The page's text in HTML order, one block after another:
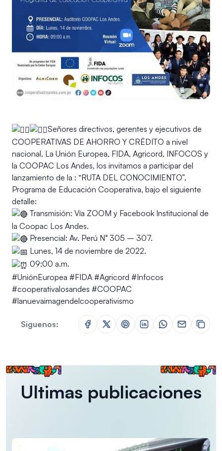
Señores directivos, gerentes y ejecutivos de
COOPERATIVAS DE AHORRO Y CRÉDITO a nivel
nacional, La Unión Europea, FIDA, Agricord, INFOCOS y
la COOPAC Los Andes, los invitamos a participar del
lanzamiento de la : “RUTA DEL CONOCIMIENTO”,
Programa de Educación Cooperativa, bajo el siguiente
detalle:
Transmisión: Vía ZOOM y Facebook Institucional de
la Coopac Los Andes.
Presencial: Av. Perú N° 305 – 307.
Lunes, 14 de noviembre de 2022.
09:00 a.m.
#UniónEuropea #FIDA #Agricord #Infocos
#cooperativalosandes #COOPAC
#lanuevaimagendelcooperativismo
Siguenos:
Ultimas publicaciones